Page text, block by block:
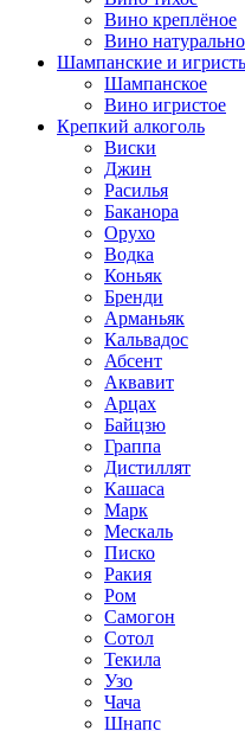
Вино креплёное
Вино
Шампанские и
Шампанское
Вино игристое
Крепкий алкоголь
Виски
Джин
Расилья
Баканора
Орухо
Водка
Коньяк
Бренди
Арманьяк
Кальвадос
Абсент
Аквавит
Арцах
Байцзю
Граппа
Дистиллят
Кашаса
Марк
Мескаль
Писко
Ракия
Ром
Самогон
Сотол
Текила
Узо
Чача
Шнапс